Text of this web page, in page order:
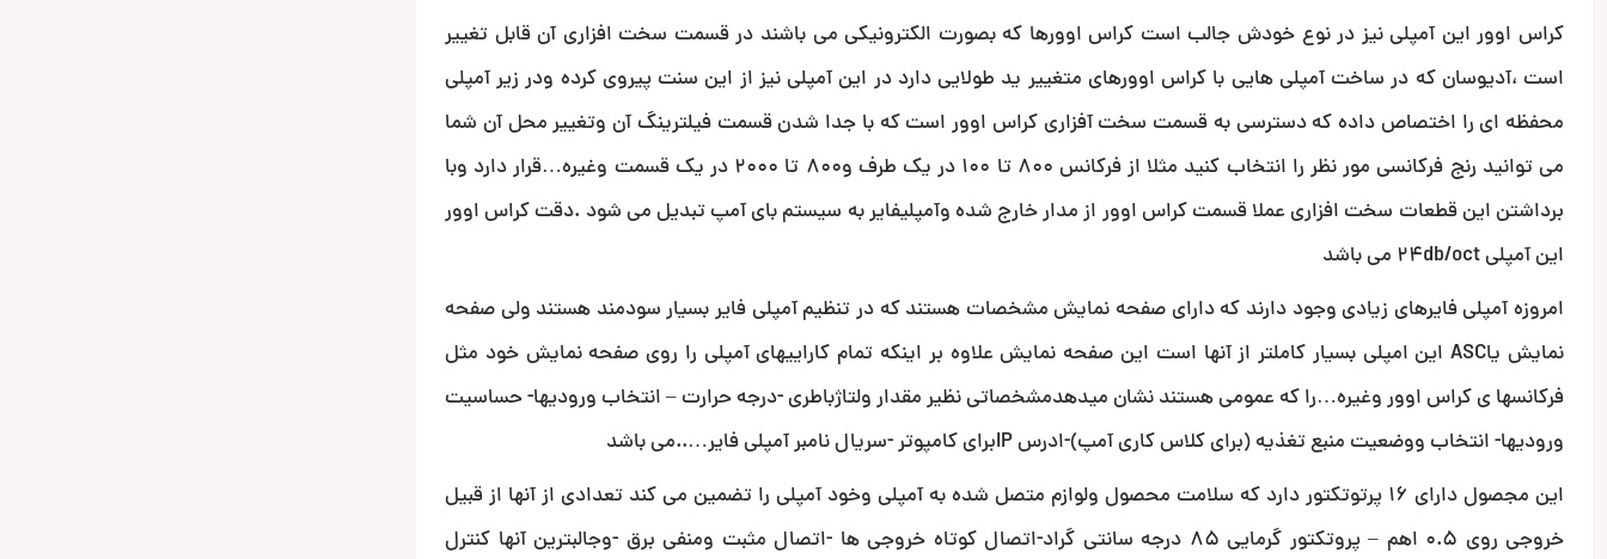
کراس اوور این آمپلی نیز در نوع خودش جالب است کراس اوورها که بصورت الکترونیکی می باشند در قسمت سخت افزاری آن قابل تغییر
است ،آدیوسان که در ساخت آمپلی هایی با کراس اوورهای متغییر ید طولایی دارد در این آمپلی نیز از این سنت پیروی کرده ودر زیر آمپلی
محفظه ای را اختصاص داده که دسترسی به قسمت سخت آفزاری کراس اوور است که با جدا شدن قسمت فیلترینگ آن وتغییر محل آن شما
می توانید رنج فرکانسی مور نظر را انتخاب کنید مثلا از فرکانس 800 تا 100 در یک طرف و800 تا 2000 در یک قسمت وغیره…قرار دارد وبا
برداشتن این قطعات سخت افزاری عملا قسمت کراس اوور از مدار خارج شده وآمپلیفایر به سیستم بای آمپ تبدیل می شود .دقت کراس اوور
این آمپلی 24db/oct می باشد
امروزه آمپلی فایرهای زیادی وجود دارند که دارای صفحه نمایش مشخصات هستند که در تنظیم آمپلی فایر بسیار سودمند هستند ولی صفحه
نمایش یاASC این امپلی بسیار کاملتر از آنها است این صفحه نمایش علاوه بر اینکه تمام کاراییهای آمپلی را روی صفحه نمایش خود مثل
فرکانسها ی کراس اوور وغیره…را که عمومی هستند نشان میدهدمشخصاتی نظیر مقدار ولتاژباطری -درجه حرارت – انتخاب ورودیها- حساسیت
ورودیها- انتخاب ووضعیت منبع تغذیه (برای کلاس کاری آمپ)-ادرس IPبرای کامپوتر -سریال نامبر آمپلی فایر…..می باشد
این مجصول دارای 16 پرتوتکتور دارد که سلامت محصول ولوازم متصل شده به آمپلی وخود آمپلی را تضمین می کند تعدادی از آنها از قبیل
خروجی روی 0.5 اهم – پروتکتور گرمایی 85 درجه سانتی گراد-اتصال کوتاه خروجی ها -اتصال مثبت ومنفی برق -وجالبترین آنها کنترل